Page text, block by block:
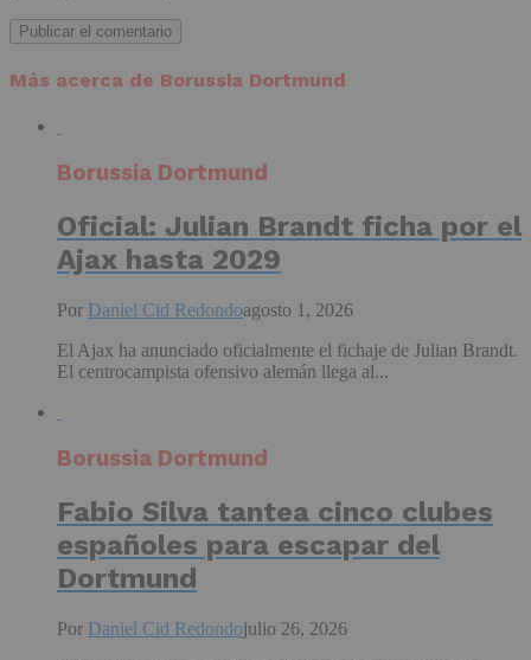
Más acerca de Borussia Dortmund
Borussia Dortmund
Oficial: Julian Brandt ficha por el
Ajax hasta 2029
Por Daniel Cid Redondoagosto 1, 2026
El Ajax ha anunciado oficialmente el fichaje de Julian Brandt.
El centrocampista ofensivo alemán llega al...
Borussia Dortmund
Fabio Silva tantea cinco clubes
españoles para escapar del
Dortmund
Por Daniel Cid Redondojulio 26, 2026